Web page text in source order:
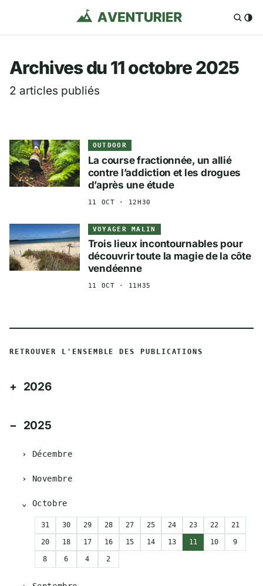
Aventurier.fr —
Archives du 11 octobre 2025
2 articles publiés
OUTDOOR
La course fractionnée, un allié
contre l’addiction et les drogues
d’après une étude
11 OCT · 12H30
VOYAGER MALIN
Trois lieux incontournables pour
découvrir toute la magie de la côte
vendéenne
11 OCT · 11H35
RETROUVER L'ENSEMBLE DES PUBLICATIONS
2026
2025
Décembre
Novembre
Octobre
31 30 29 28 27 25 24 23 22 21
20 18 17 16 15 14 13 11 10 9
8 6 4 2